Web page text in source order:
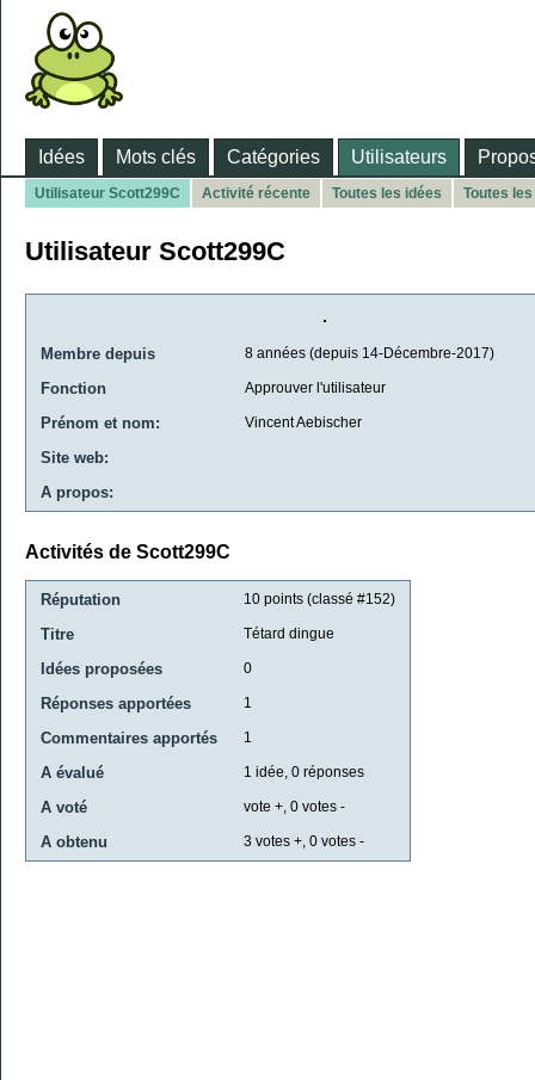
Idées Mots clés Catégories Utilisateurs
Utilisateur Scott299C Activité récente Toutes les idées Toutes
Utilisateur Scott299C
Membre depuis 8 années (depuis 14-Décembre-2017)
Fonction Approuver l'utilisateur
Prénom et nom: Vincent Aebischer
Site web:
A propos:
Activités de Scott299C
Réputation 10 points (classé #152)
Titre Tétard dingue
Idées proposées 0
Réponses apportées 1
Commentaires apportés 1
A évalué 1 idée, 0 réponses
A voté vote +, 0 votes -
A obtenu 3 votes +, 0 votes -